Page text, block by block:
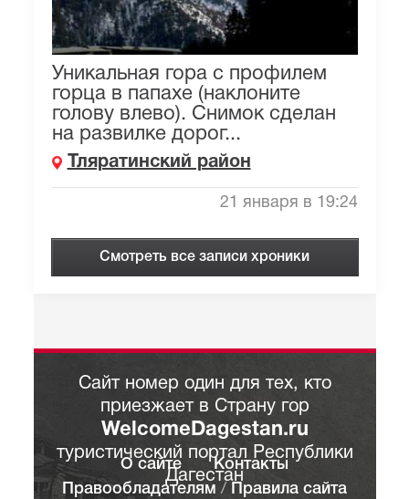
Уникальная гора с профилем
горца в папахе (наклоните
голову влево). Снимок сделан
на развилке дорог...
Тляратинский район
21 января в 19:24
Смотреть все записи хроники
Сайт номер один для тех, кто
приезжает в Страну гор
WelcomeDagestan.ru
туристический портал Республики
Дагестан
О сайте
Контакты
Правообладателям / Правила сайта